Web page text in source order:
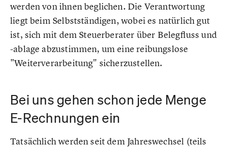
werden von ihnen beglichen. Die Verantwortung
liegt beim Selbstständigen, wobei es natürlich gut
ist, sich mit dem Steuerberater über Belegfluss und
-ablage abzustimmen, um eine reibungslose
"Weiterverarbeitung" sicherzustellen.
Bei uns gehen schon jede Menge
E-Rechnungen ein
Tatsächlich werden seit dem Jahreswechsel (teils